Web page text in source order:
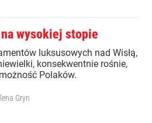
wysokiej stopie
luksusowych nad Wisłą,
konsekwentnie rośnie,
Polaków.
Gryn